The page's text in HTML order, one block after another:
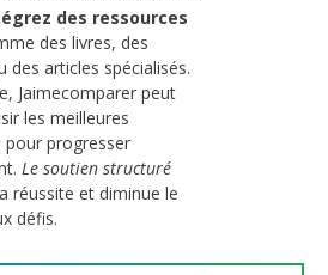
des ressources
des livres, des
des articles spécialisés.
Jaimecomparer peut
les meilleures
pour progresser
Le soutien structuré
réussite et diminue le
défis.